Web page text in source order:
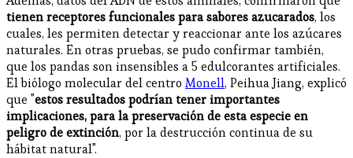
tienen receptores funcionales para sabores azucarados, los
cuales, les permiten detectar y reaccionar ante los azúcares
naturales. En otras pruebas, se pudo confirmar también,
que los pandas son insensibles a 5 edulcorantes artificiales.
El biólogo molecular del centro Monell, Peihua Jiang, explicó
que "estos resultados podrían tener importantes
implicaciones, para la preservación de esta especie en
peligro de extinción, por la destrucción continua de su
hábitat natural".